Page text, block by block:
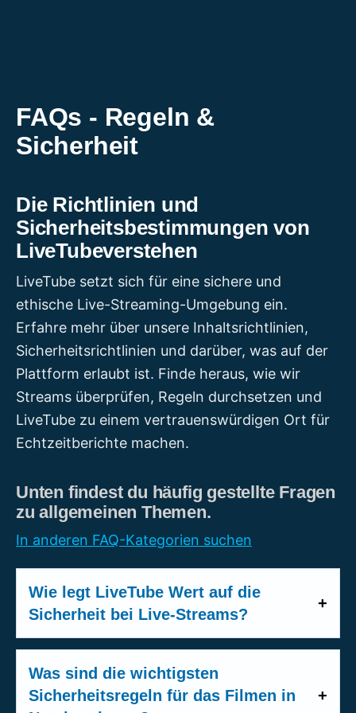
FAQs - Regeln &
Sicherheit
Die Richtlinien und
Sicherheitsbestimmungen von
LiveTubeverstehen
LiveTube setzt sich für eine sichere und
ethische Live-Streaming-Umgebung ein.
Erfahre mehr über unsere Inhaltsrichtlinien,
Sicherheitsrichtlinien und darüber, was auf der
Plattform erlaubt ist. Finde heraus, wie wir
Streams überprüfen, Regeln durchsetzen und
LiveTube zu einem vertrauenswürdigen Ort für
Echtzeitberichte machen.
Unten findest du häufig gestellte Fragen
zu allgemeinen Themen.
In anderen FAQ-Kategorien suchen
Wie legt LiveTube Wert auf die
Sicherheit bei Live-Streams?
Die Sicherheit hat bei LiveTube höchste
Priorität. Während deines Livestreams
bist du immer mit einem Produzenten
Was sind die wichtigsten
Sicherheitsregeln für das Filmen in